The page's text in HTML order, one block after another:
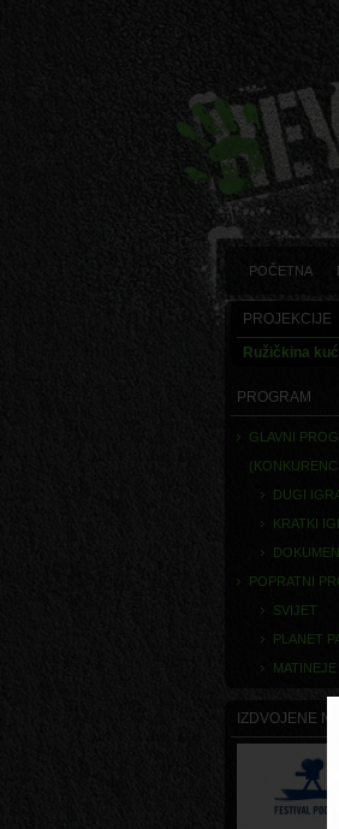
POČETNA
PROJEKCIJE
Ružičkina
PROGRAM
GLAVNI
DUGI
KRATKI
POPRATNI
SVIJET
PLANET
MATINEJE
IZDVOJENE